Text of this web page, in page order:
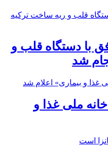
با دستگاه قلب و
شد
ملی غذا و